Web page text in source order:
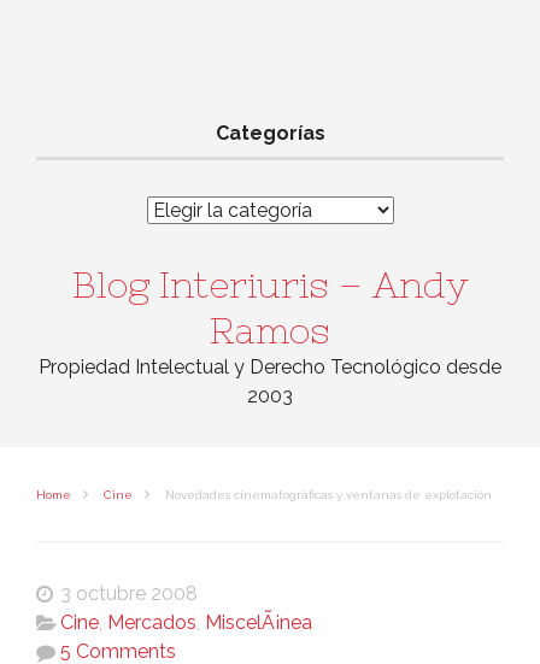
Categorías
Categorías
Blog Interiuris – Andy
Ramos
Propiedad Intelectual y Derecho Tecnológico desde
2003
Home Cine Novedades cinematográficas y ventanas de explotación
3 octubre 2008
Cine, Mercados, MiscelÃ¡nea
5 Comments